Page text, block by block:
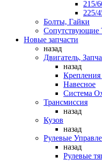
215/
225/
Болты, Гайки
Сопутствующие
Новые запчасти
назад
Двигатель,
назад
Крепления
Навесное
Система
Трансмиссия
назад
Кузов
назад
Рулевые
назад
Рулевые